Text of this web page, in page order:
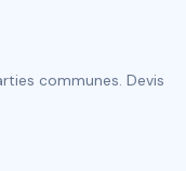
communes. Devis